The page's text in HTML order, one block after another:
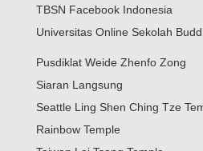
TBSN Facebook Indonesia
Universitas Online Sekolah
Pusdiklat Weide Zhenfo Zong
Siaran Langsung
Seattle Ling Shen Ching Tze
Rainbow Temple